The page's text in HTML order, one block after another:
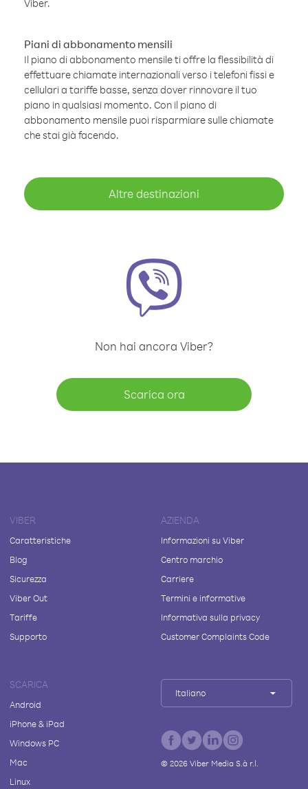
Viber.
Piani di abbonamento mensili
Il piano di abbonamento mensile ti offre la flessibilità di
effettuare chiamate internazionali verso i telefoni fissi e
cellulari a tariffe basse, senza dover rinnovare il tuo
piano in qualsiasi momento. Con il piano di
abbonamento mensile puoi risparmiare sulle chiamate
che stai già facendo.
Altre destinazioni
Non hai ancora Viber?
Scarica ora
VIBER
Caratteristiche
Blog
Sicurezza
Viber Out
Tariffe
Supporto
AZIENDA
Informazioni su Viber
Centro marchio
Carriere
Termini e informative
Informativa sulla privacy
Customer Complaints Code
SCARICA
Android
iPhone & iPad
Windows PC
Mac
Linux
Italiano
© 2026Viber Media S.à r.l.